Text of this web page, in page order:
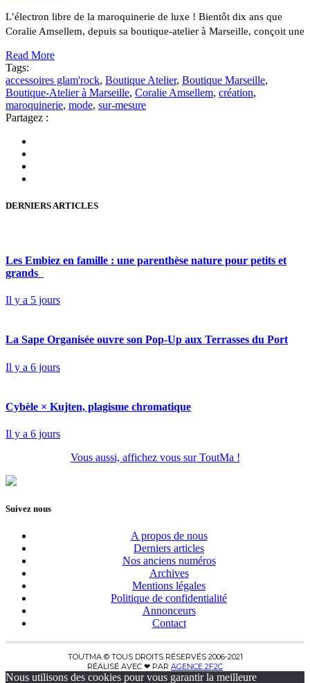
L’électron libre de la maroquinerie de luxe ! Bientôt dix ans que
Coralie Amsellem, depuis sa boutique-atelier à Marseille, conçoit une
Read More
Tags:
accessoires glam'rock, Boutique Atelier, Boutique Marseille,
Boutique-Atelier à Marseille, Coralie Amsellem, création,
maroquinerie, mode, sur-mesure
Partagez :
DERNIERS ARTICLES
Les Embiez en famille : une parenthèse nature pour petits et
grands
Il y a 5 jours
La Sape Organisée ouvre son Pop-Up aux Terrasses du Port
Il y a 6 jours
Cybèle × Kujten, plagisme chromatique
Il y a 6 jours
Vous aussi, affichez vous sur ToutMa !
Suivez nous
A propos de nous
Derniers articles
Nos anciens numéros
Archives
Mentions légales
Politique de confidentialité
Annonceurs
Contact
TOUTMA © TOUS DROITS RÉSERVÉS 2006-2021
RÉALISÉ AVEC ❤ PAR AGENCE 2F2C
Nous utilisons des cookies pour vous garantir la meilleure